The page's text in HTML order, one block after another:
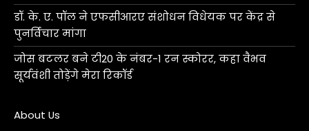
डॉ. के. ए. पॉल ने एफसीआरए संशोधन विधेयक पर केंद्र से
पुनर्विचार मांगा
जोस बटलर बने टी20 के नंबर-1 रन स्कोरर, कहा वैभव
सूर्यवंशी तोड़ेंगे मेरा रिकॉर्ड
About Us